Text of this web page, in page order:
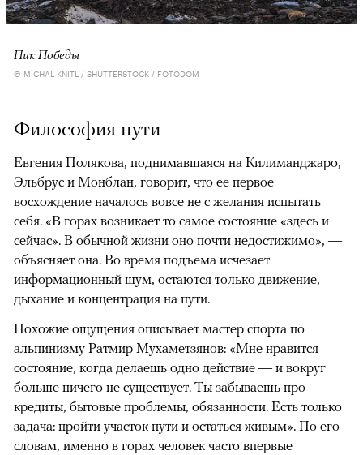
Пик Победы
© MICHAL KNITL / SHUTTERSTOCK / FOTODOM
Философия пути
Евгения Полякова, поднимавшаяся на Килиманджаро,
Эльбрус и Монблан, говорит, что ее первое
восхождение началось вовсе не с желания испытать
себя. «В горах возникает то самое состояние «здесь и
сейчас». В обычной жизни оно почти недостижимо», —
объясняет она. Во время подъема исчезает
информационный шум, остаются только движение,
дыхание и концентрация на пути.
Похожие ощущения описывает мастер спорта по
альпинизму Ратмир Мухаметзянов: «Мне нравится
состояние, когда делаешь одно действие — и вокруг
больше ничего не существует. Ты забываешь про
кредиты, бытовые проблемы, обязанности. Есть только
задача: пройти участок пути и остаться живым». По его
словам, именно в горах человек часто впервые